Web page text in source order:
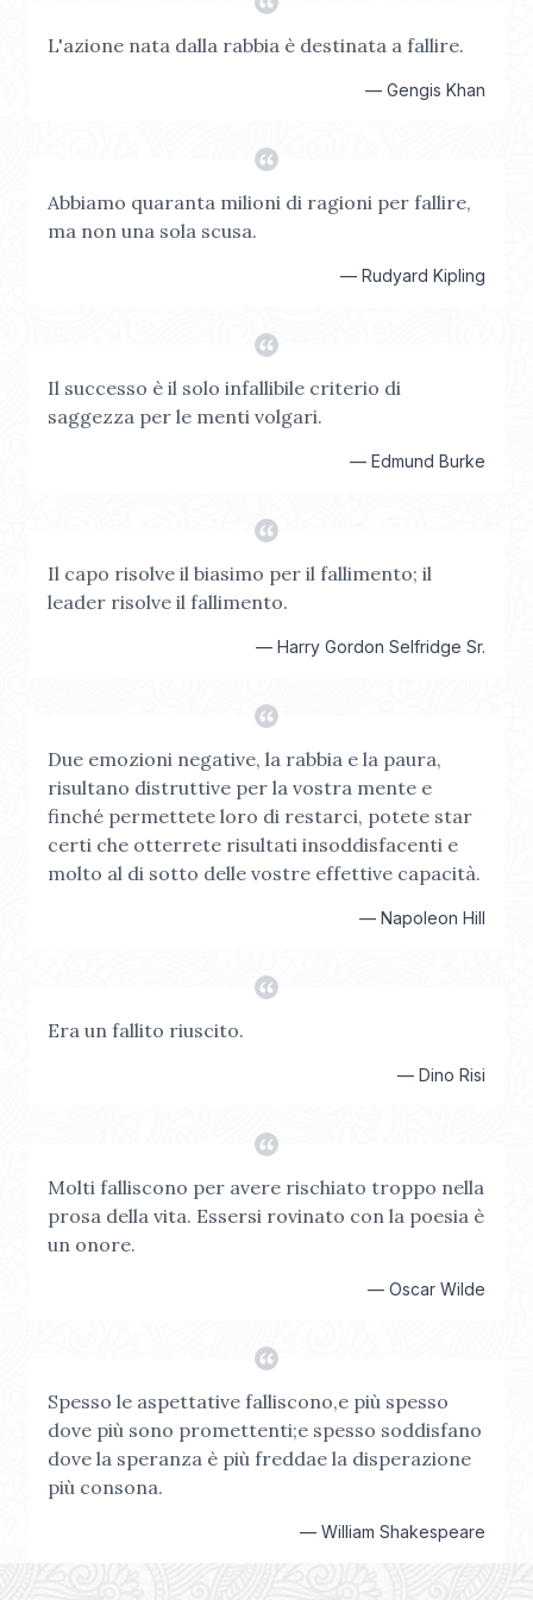
L'azione nata dalla rabbia è destinata a fallire.
— Gengis Khan
Abbiamo quaranta milioni di ragioni per fallire,
ma non una sola scusa.
— Rudyard Kipling
Il successo è il solo infallibile criterio di
saggezza per le menti volgari.
— Edmund Burke
Il capo risolve il biasimo per il fallimento; il
leader risolve il fallimento.
— Harry Gordon Selfridge Sr.
Due emozioni negative, la rabbia e la paura,
risultano distruttive per la vostra mente e
finché permettete loro di restarci, potete star
certi che otterrete risultati insoddisfacenti e
molto al di sotto delle vostre effettive capacità.
— Napoleon Hill
Era un fallito riuscito.
— Dino Risi
Molti falliscono per avere rischiato troppo nella
prosa della vita. Essersi rovinato con la poesia è
un onore.
— Oscar Wilde
Spesso le aspettative falliscono,e più spesso
dove più sono promettenti;e spesso soddisfano
dove la speranza è più freddae la disperazione
più consona.
— William Shakespeare